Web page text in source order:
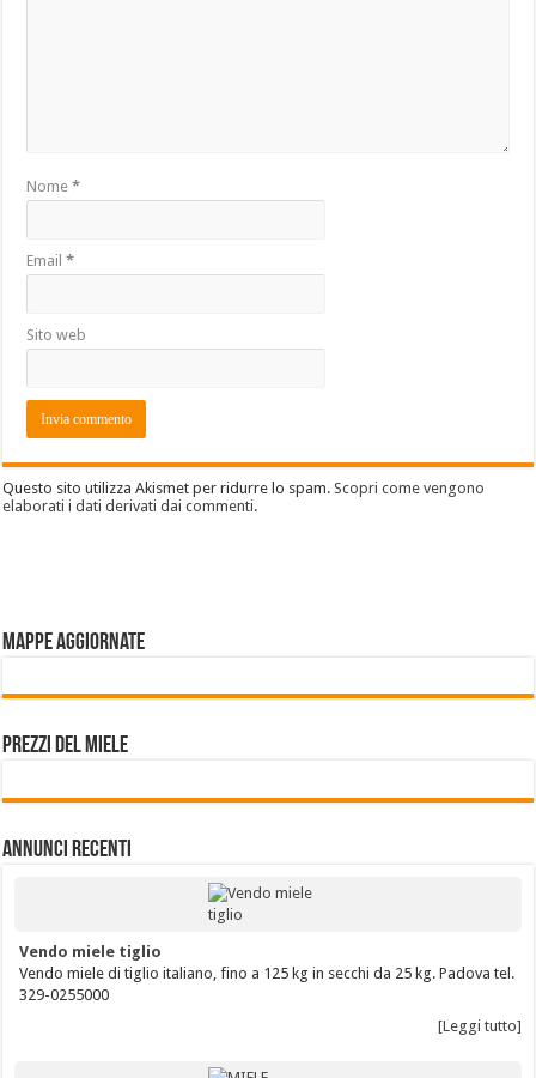
Nome*
Email*
Sito web
Questo sito utilizza Akismet per ridurre lo spam.Scopri come vengono
elaborati i dati derivati dai commenti.
Mappe aggiornate
Prezzi del miele
Annunci Recenti
Vendo miele tiglio
Vendo miele di tiglio italiano, fino a 125 kg in secchi da 25 kg. Padova tel.
329-0255000
[Leggi tutto]